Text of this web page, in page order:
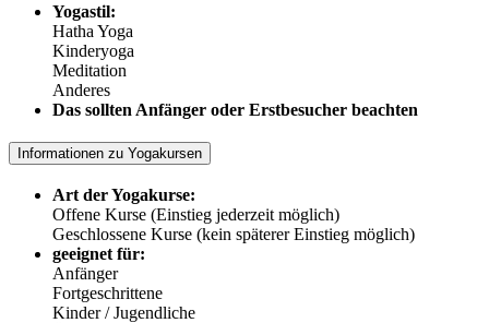
Yogastil:
Hatha Yoga
Kinderyoga
Meditation
Anderes
Das sollten Anfänger oder Erstbesucher beachten
Informationen zu Yogakursen
Art der Yogakurse:
Offene Kurse (Einstieg jederzeit möglich)
Geschlossene Kurse (kein späterer Einstieg möglich)
geeignet für:
Anfänger
Fortgeschrittene
Kinder / Jugendliche